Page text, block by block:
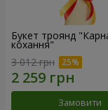
Букет троянд
кохання"
3 012 грн
Замовити